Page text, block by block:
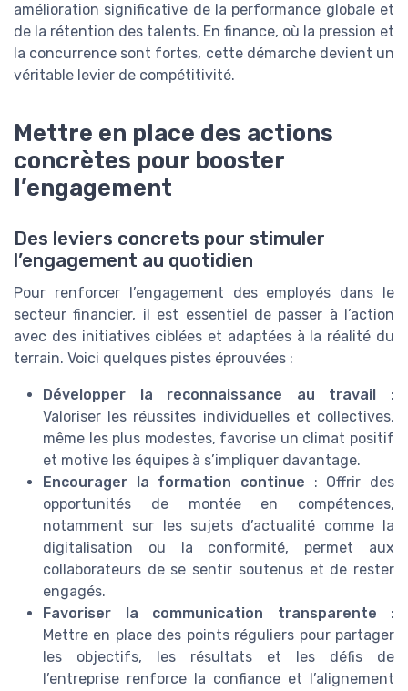
amélioration significative de la performance globale et
de la rétention des talents. En finance, où la pression et
la concurrence sont fortes, cette démarche devient un
véritable levier de compétitivité.
Mettre en place des actions
concrètes pour booster
l’engagement
Des leviers concrets pour stimuler
l’engagement au quotidien
Pour renforcer l’engagement des employés dans le
secteur financier, il est essentiel de passer à l’action
avec des initiatives ciblées et adaptées à la réalité du
terrain. Voici quelques pistes éprouvées :
Développer la reconnaissance au travail
:
Valoriser les réussites individuelles et collectives,
même les plus modestes, favorise un climat positif
et motive les équipes à s’impliquer davantage.
Encourager la formation continue : Offrir des
opportunités de montée en compétences,
notamment sur les sujets d’actualité comme la
digitalisation ou la conformité, permet aux
collaborateurs de se sentir soutenus et de rester
engagés.
Favoriser la communication transparente :
Mettre en place des points réguliers pour partager
les objectifs, les résultats et les défis de
l’entreprise renforce la confiance et l’alignement